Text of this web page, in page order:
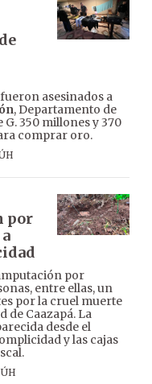
asesinados a
, Departamento de
350 millones y 370
comprar oro.
por
por
entre ellas, un
por la cruel muerte
de Caazapá. La
desde el
y las cajas